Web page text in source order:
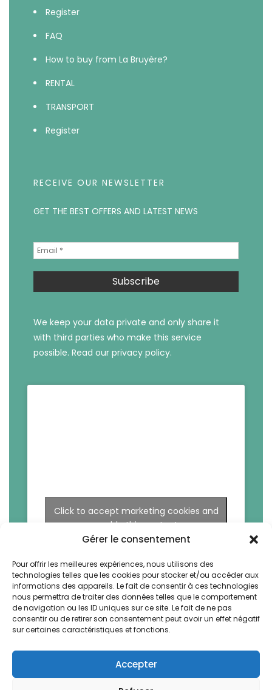
Gérer le consentement
Pour offrir les meilleures expériences, nous utilisons des
technologies telles que les cookies pour stocker et/ou accéder aux
informations des appareils. Le fait de consentir à ces technologies
nous permettra de traiter des données telles que le comportement
de navigation ou les ID uniques sur ce site. Le fait de ne pas
consentir ou de retirer son consentement peut avoir un effet négatif
sur certaines caractéristiques et fonctions.
Accepter
Register
FAQ
How to buy from La Bruyère?
RENTAL
TRANSPORT
Register
RECEIVE OUR NEWSLETTER
GET THE BEST OFFERS AND LATEST NEWS
We keep your data private and only share it
with third parties who make this service
possible. Read our privacy policy.
Click to accept marketing cookies and
enable this content